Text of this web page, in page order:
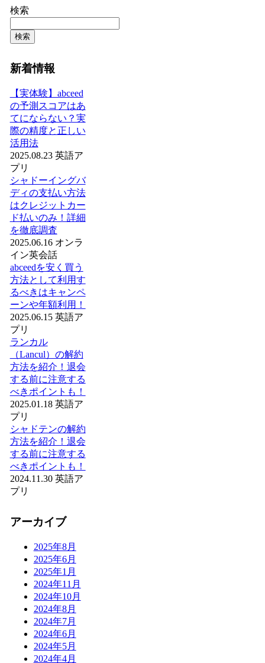
検索
検索
新着情報
【実体験】abceed
の予測スコアはあ
てにならない？実
際の精度と正しい
活用法
2025.08.23 英語ア
プリ
シャドーイングバ
ディの支払い方法
はクレジットカー
ド払いのみ！詳細
を徹底調査
2025.06.16 オンラ
イン英会話
abceedを安く買う
方法として利用す
るべきはキャンペ
ーンや年額利用！
2025.06.15 英語ア
プリ
ランカル
（Lancul）の解約
方法を紹介！退会
する前に注意する
べきポイントも！
2025.01.18 英語ア
プリ
シャドテンの解約
方法を紹介！退会
する前に注意する
べきポイントも！
2024.11.30 英語ア
プリ
アーカイブ
2025年8月
2025年6月
2025年1月
2024年11月
2024年10月
2024年8月
2024年7月
2024年6月
2024年5月
2024年4月